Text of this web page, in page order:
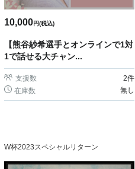
10,000円(税込)
【熊谷紗希選手とオンラインで1対
1で話せる大チャン...
支援数 2件
在庫数
無し
W杯2023スペシャルリターン